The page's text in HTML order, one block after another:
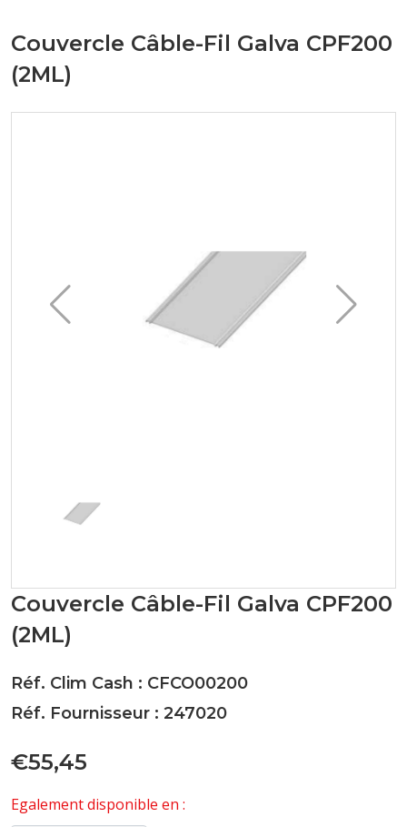
Couvercle Câble-Fil Galva CPF200
(2ML)
Couvercle Câble-Fil Galva CPF200
(2ML)
Réf. Clim Cash : CFCO00200
Réf. Fournisseur : 247020
€55,45
Egalement disponible en :